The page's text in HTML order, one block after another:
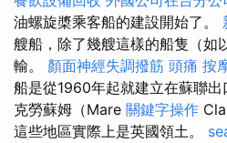
油螺旋槳乘客船的建設開始了。
艘船，除了幾艘這樣的船隻（如
輸。 顏面神經失調撥筋 頭痛 按
船是從1960年起就建立在蘇聯出
克勞蘇姆（Mare 關鍵字操作
這些地區實際上是英國領土。